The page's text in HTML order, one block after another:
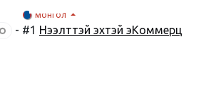
монгол
- #1 Нээлттэй эхтэй эКоммерц